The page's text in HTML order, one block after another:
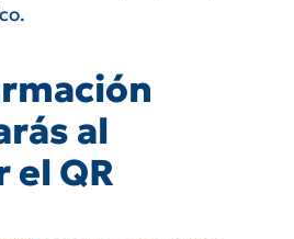
al
el QR